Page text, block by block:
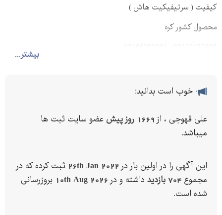
بیشتر...
کیفیت ( سرتیفیکیت هاش )
محصول کشور کره
خوب است بدانید:
علی قهوجی ، از 1669 روز پیش
عضو سایت ثبت ها
میباشد.
این آگهی را در اولین بار در 26th Jan 2022 ثبت کرده که در
مجموع 704 بازدید داشته و در 10th Aug 2026 بروزرسانی
شده است.